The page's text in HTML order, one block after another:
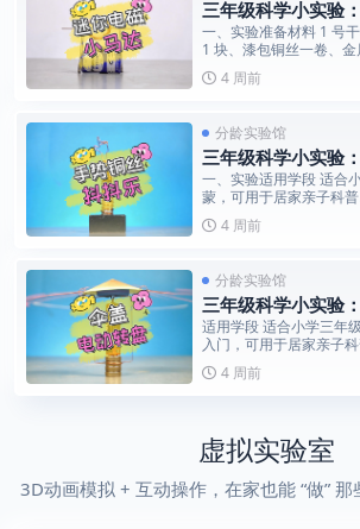
三年级科学小实验
机
一、实验准备材料 1 号
1 块、漆包铜丝一卷、金
4 周前
分龄实验馆
三年级科学小实验
一、实验适用学段 适合
蒙，可用于居家亲子科
4 周前
分龄实验馆
三年级科学小实验
达
适用学段 适合小学三年
入门，可用于居家亲子
4 周前
虚拟实验室
3D动画模拟 + 互动操作，在家也能 “做”